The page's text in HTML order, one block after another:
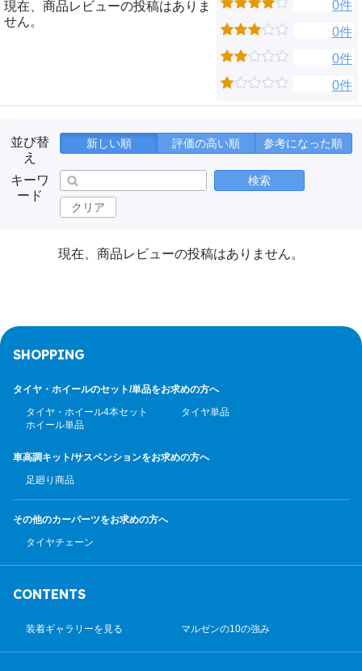
現在、商品レビューの投稿はありま
せん。
0件
0件
0件
0件
並び替
え
新しい順 評価の高い順 参考になった順
キーワ
ード
検索
クリア
現在、商品レビューの投稿はありません。
SHOPPING
タイヤ・ホイールのセット/単品をお求めの方へ
タイヤ・ホイール4本セット
タイヤ単品
ホイール単品
車高調キット/サスペンションをお求めの方へ
足廻り商品
その他のカーパーツをお求めの方へ
タイヤチェーン
CONTENTS
装着ギャラリーを見る マルゼンの10の強み